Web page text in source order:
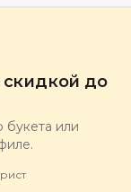
до
букета или